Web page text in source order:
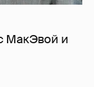
МакЭвой и